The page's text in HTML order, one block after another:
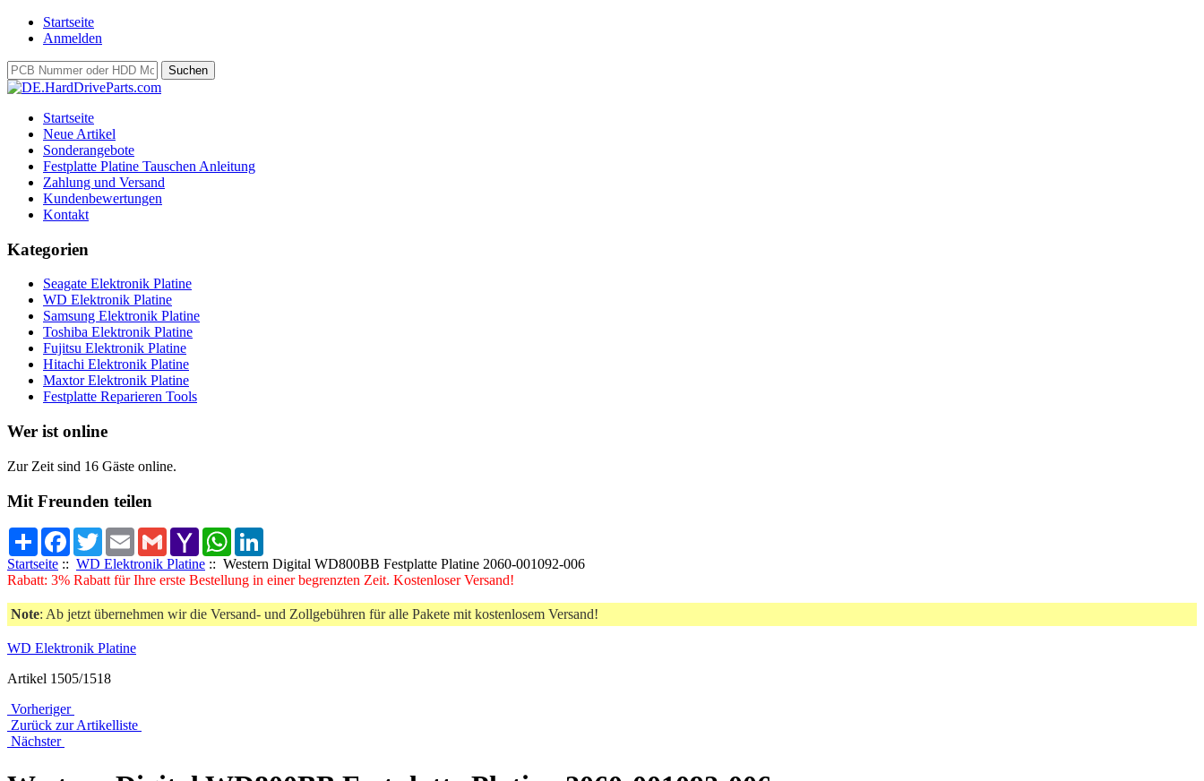
Startseite
Anmelden
Startseite
Neue Artikel
Sonderangebote
Festplatte Platine Tauschen Anleitung
Zahlung und Versand
Kundenbewertungen
Kontakt
Kategorien
Seagate Elektronik Platine
WD Elektronik Platine
Samsung Elektronik Platine
Toshiba Elektronik Platine
Fujitsu Elektronik Platine
Hitachi Elektronik Platine
Maxtor Elektronik Platine
Festplatte Reparieren Tools
Wer ist online
Zur Zeit sind 16 Gäste online.
Mit Freunden teilen
Share Facebook
TwitterEmail Gmail Yahoo
Mail
WhatsApp
Startseite :: WD Elektronik Platine :: Western Digital WD800BB Festplatte Platine 2060-001092-006
Rabatt: 3% Rabatt für Ihre erste Bestellung in einer begrenzten Zeit. Kostenloser Versand!
Note: Ab jetzt übernehmen wir die Versand- und Zollgebühren für alle Pakete mit kostenlosem Versand!
WD Elektronik Platine
Artikel 1505/1518
Vorheriger
Zurück zur Artikelliste
Nächster